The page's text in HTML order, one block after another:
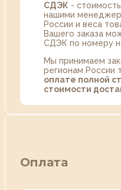
СДЭК -
нашими
России и веса
Вашего заказа
СДЭК по номеру
Мы принимаем
регионам России
оплате полной
стоимости
Оплата